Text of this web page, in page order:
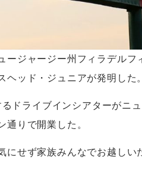
ージャージー州フィラデルフ
ッド・ジュニアが発明した。
ドライブインシアターがニ
通りで開業した。
にせず家族みんなでお越しい